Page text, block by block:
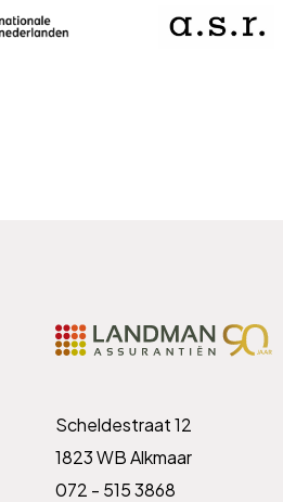
Scheldestraat 12
1823 WB Alkmaar
072 - 515 3868